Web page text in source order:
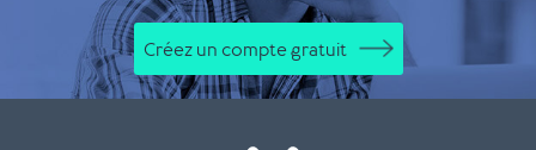
Créez un compte gratuit